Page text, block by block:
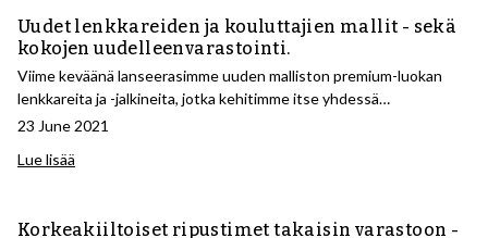
Uudet lenkkareiden ja kouluttajien mallit - sekä
kokojen uudelleenvarastointi.
Viime keväänä lanseerasimme uuden malliston premium-luokan
lenkkareita ja -jalkineita, jotka kehitimme itse yhdessä
portugalilaisen tehtaan kanssa ja joissa on ominaisuuksia, joita
ovat jälleen saatavilla, ja esittelemme kaksi uutta mallia.
23 June 2021
Lue lisää
Korkeakiiltoiset ripustimet takaisin varastoon -